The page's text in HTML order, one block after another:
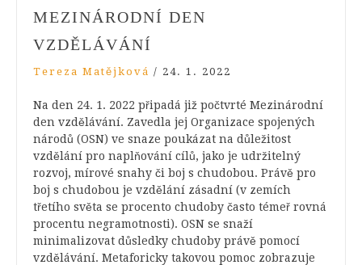
MEZINÁRODNÍ DEN
VZDĚLÁVÁNÍ
Tereza Matějková / 24. 1. 2022
Na den 24. 1. 2022 připadá již počtvrté Mezinárodní
den vzdělávání. Zavedla jej Organizace spojených
národů (OSN) ve snaze poukázat na důležitost
vzdělání pro naplňování cílů, jako je udržitelný
rozvoj, mírové snahy či boj s chudobou. Právě pro
boj s chudobou je vzdělání zásadní (v zemích
třetího světa se procento chudoby často témeř rovná
procentu negramotnosti). OSN se snaží
minimalizovat důsledky chudoby právě pomocí
vzdělávání. Metaforicky takovou pomoc zobrazuje